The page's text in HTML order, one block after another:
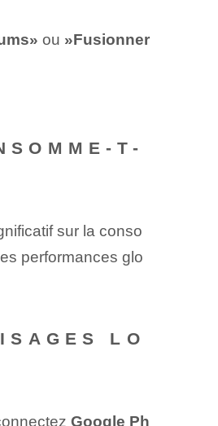
⁢ou »Fusionner
T-
sur la conso
performances glo
LO
Google Ph